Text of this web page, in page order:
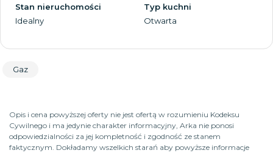
Stan nieruchomości
Idealny
Typ kuchni
Otwarta
Gaz
Opis i cena powyższej oferty nie jest ofertą w rozumieniu Kodeksu
Cywilnego i ma jedynie charakter informacyjny, Arka nie ponosi
odpowiedzialności za jej kompletność i zgodność ze stanem
faktycznym. Dokładamy wszelkich starań aby powyższe informacje